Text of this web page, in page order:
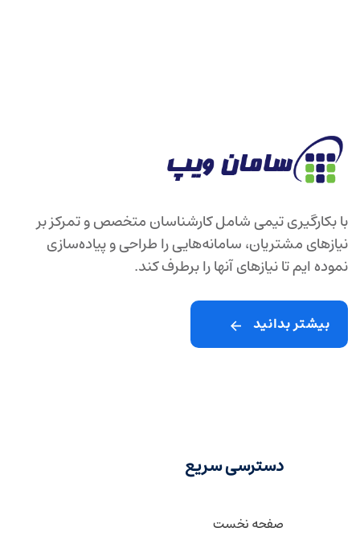
با بکارگیری تیمی شامل کارشناسان متخصص و تمرکز بر
نیازهای مشتریان، سامانه‌هایی را طراحی و پیاده‌سازی
نموده ایم تا نیازهای آنها را برطرف ‌کند.
بیشتر بدانید
دسترسی سریع
صفحه نخست